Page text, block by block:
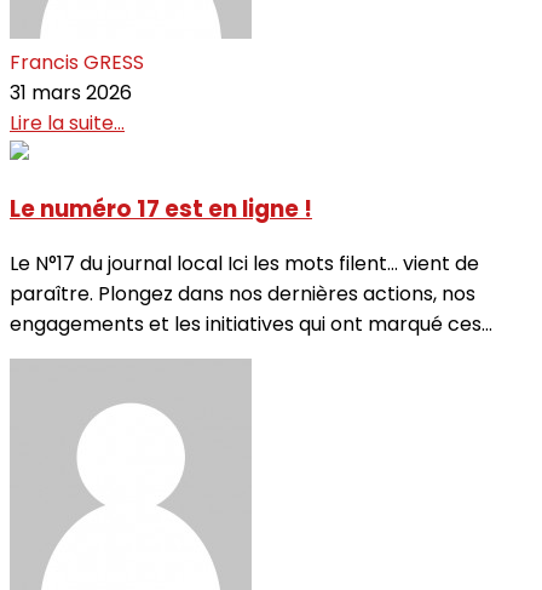
Francis GRESS
31 mars 2026
Lire la suite...
Le numéro 17 est en ligne !
Le N°17 du journal local Ici les mots filent… vient de
paraître. Plongez dans nos dernières actions, nos
engagements et les initiatives qui ont marqué ces...